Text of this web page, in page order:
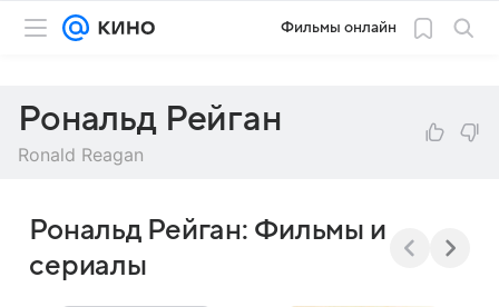
Фильмы онлайн
Рональд Рейган
Ronald Reagan
Рональд Рейган: Фильмы и
сериалы